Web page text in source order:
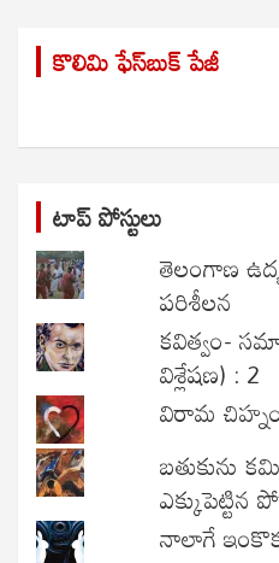
r
c కొలిమి ఫేస్‌బుక్ పేజీ
టాప్ పోస్టులు
తెలంగాణ
పరిశీలన
కవిత్వం-
విశ్లేషణ) : 2
విరామ చిహ్నం
బతుకును
నాలాగే